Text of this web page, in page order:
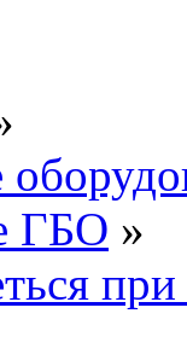
ГБО »